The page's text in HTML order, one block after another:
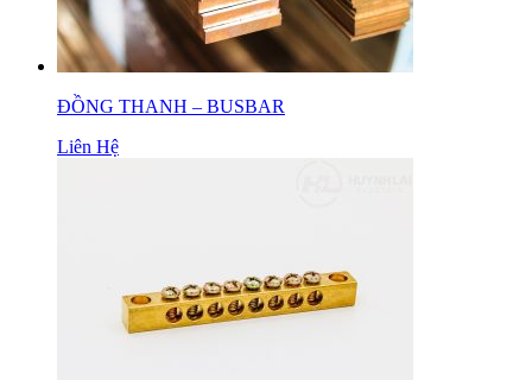
ĐỒNG THANH – BUSBAR
Liên Hệ